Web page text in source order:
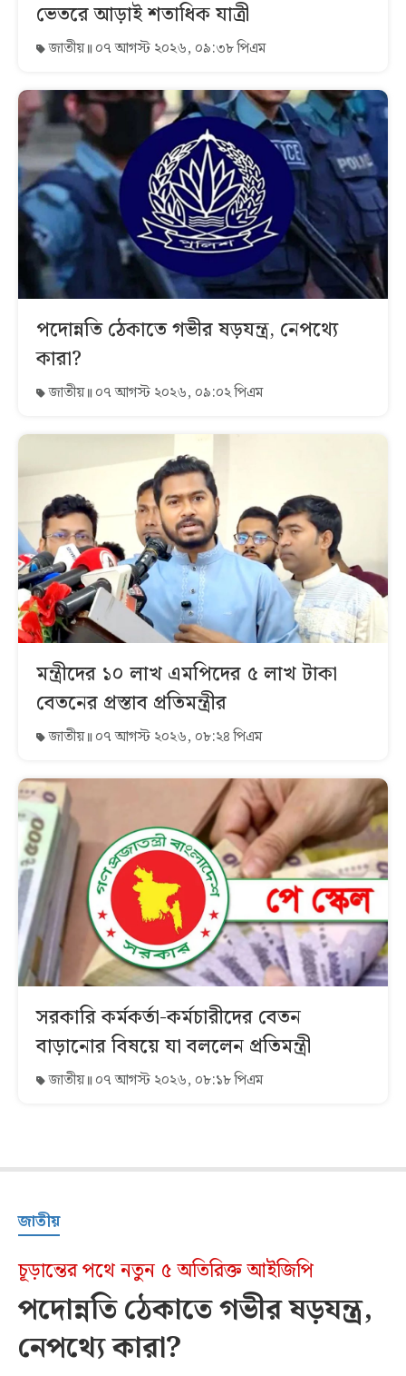
ভেতরে আড়াই শতাধিক যাত্রী
জাতীয় ০৭ আগস্ট ২০২৬, ০৯:৩৮ পিএম
পদোন্নতি ঠেকাতে গভীর ষড়যন্ত্র, নেপথ্যে
কারা?
জাতীয় ০৭ আগস্ট ২০২৬, ০৯:০২ পিএম
মন্ত্রীদের ১০ লাখ এমপিদের ৫ লাখ টাকা
বেতনের প্রস্তাব প্রতিমন্ত্রীর
জাতীয় ০৭ আগস্ট ২০২৬, ০৮:২৪ পিএম
সরকারি কর্মকর্তা-কর্মচারীদের বেতন
বাড়ানোর বিষয়ে যা বললেন প্রতিমন্ত্রী
জাতীয় ০৭ আগস্ট ২০২৬, ০৮:১৮ পিএম
জাতীয়
চূড়ান্তের পথে নতুন ৫ অতিরিক্ত আইজিপি
পদোন্নতি ঠেকাতে গভীর ষড়যন্ত্র,
নেপথ্যে কারা?